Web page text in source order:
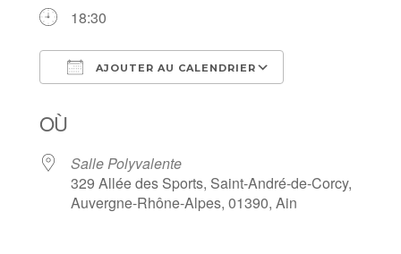
18:30
AJOUTER AU CALENDRIER
OÙ
Salle Polyvalente
329 Allée des Sports, Saint-André-de-Corcy,
Auvergne-Rhône-Alpes, 01390, Ain